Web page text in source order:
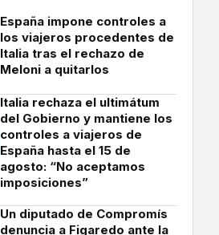
España impone controles a
los viajeros procedentes de
Italia tras el rechazo de
Meloni a quitarlos
Italia rechaza el ultimátum
del Gobierno y mantiene los
controles a viajeros de
España hasta el 15 de
agosto: “No aceptamos
imposiciones”
Un diputado de Compromís
denuncia a Figaredo ante la